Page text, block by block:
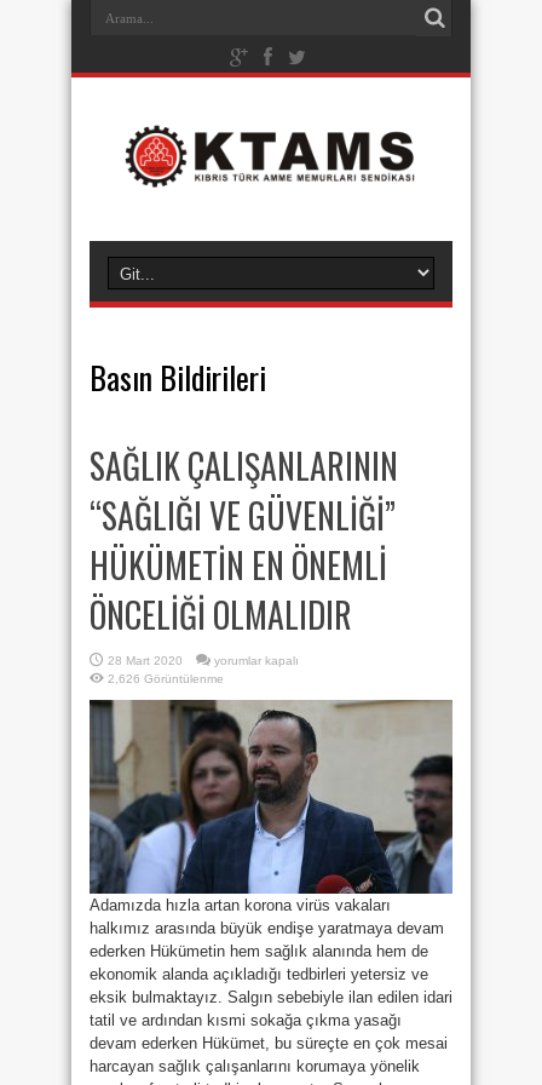
Basın Bildirileri
SAĞLIK ÇALIŞANLARININ
“SAĞLIĞI VE GÜVENLİĞİ”
HÜKÜMETİN EN ÖNEMLİ
ÖNCELİĞİ OLMALIDIR
28 Mart 2020
SAĞLIK
“SAĞLIĞI
VE
GÜVENLİĞİ”
HÜKÜMETİN
EN
ÖNEMLİ
ÖNCELİĞİ
OLMALIDIR
için
yorumlar kapalı
2,626 Görüntülenme
Adamızda hızla artan korona virüs vakaları
halkımız arasında büyük endişe yaratmaya devam
ederken Hükümetin hem sağlık alanında hem de
ekonomik alanda açıkladığı tedbirleri yetersiz ve
eksik bulmaktayız. Salgın sebebiyle ilan edilen idari
tatil ve ardından kısmi sokağa çıkma yasağı
devam ederken Hükümet, bu süreçte en çok mesai
harcayan sağlık çalışanlarını korumaya yönelik